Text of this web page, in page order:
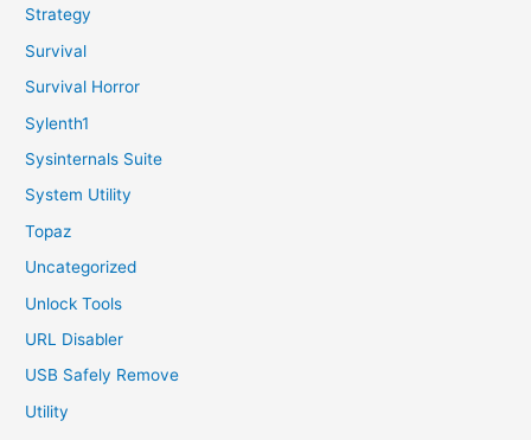
Strategy
Survival
Survival Horror
Sylenth1
Sysinternals Suite
System Utility
Topaz
Uncategorized
Unlock Tools
URL Disabler
USB Safely Remove
Utility